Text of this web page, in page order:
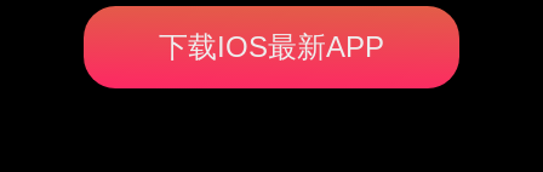
下载IOS最新APP